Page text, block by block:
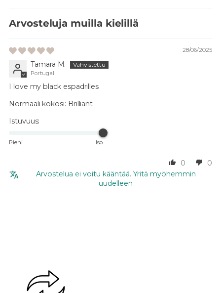
Arvosteluja muilla kielillä
28/06/2025
Tamara M.
Portugal
I love my black espadrilles
Normaali kokosi: Brilliant
Istuvuus:
Pieni Iso
0
0
Arvostelua ei voitu kääntää. Yritä myöhemmin
uudelleen